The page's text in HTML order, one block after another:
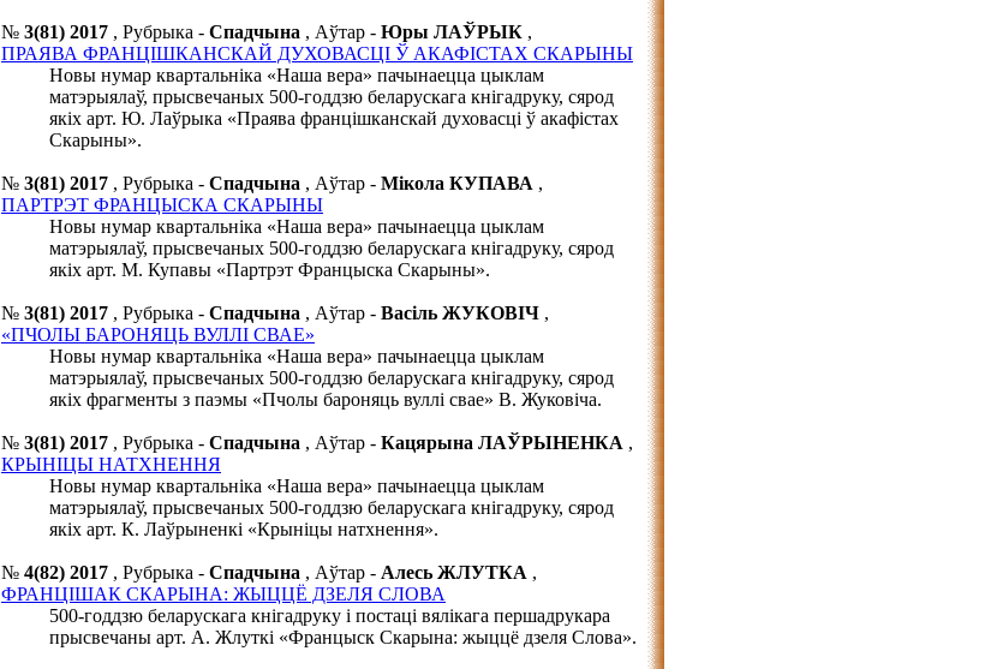
№ 3(81) 2017 , Рубрыка - Спадчына , Аўтар - Юры ЛАЎРЫК ,
ПРАЯВА ФРАНЦІШКАНСКАЙ ДУХОВАСЦІ Ў АКАФІСТАХ СКАРЫНЫ
Новы нумар квартальніка «Наша вера» пачынаецца цыклам
матэрыялаў, прысвечаных 500-годдзю беларускага кнігадруку, сярод
якіх арт. Ю. Лаўрыка «Праява францішканскай духовасці ў акафістах
Скарыны».
№ 3(81) 2017 , Рубрыка - Спадчына , Аўтар - Мікола КУПАВА ,
ПАРТРЭТ ФРАНЦЫСКА СКАРЫНЫ
Новы нумар квартальніка «Наша вера» пачынаецца цыклам
матэрыялаў, прысвечаных 500-годдзю беларускага кнігадруку, сярод
якіх арт. М. Купавы «Партрэт Францыска Скарыны».
№ 3(81) 2017 , Рубрыка - Спадчына , Аўтар - Васіль ЖУКОВІЧ ,
«ПЧОЛЫ БАРОНЯЦЬ ВУЛЛІ СВАЕ»
Новы нумар квартальніка «Наша вера» пачынаецца цыклам
матэрыялаў, прысвечаных 500-годдзю беларускага кнігадруку, сярод
якіх фрагменты з паэмы «Пчолы бароняць вуллі свае» В. Жуковіча.
№ 3(81) 2017 , Рубрыка - Спадчына , Аўтар - Кацярына ЛАЎРЫНЕНКА ,
КРЫНІЦЫ НАТХНЕННЯ
Новы нумар квартальніка «Наша вера» пачынаецца цыклам
матэрыялаў, прысвечаных 500-годдзю беларускага кнігадруку, сярод
якіх арт. К. Лаўрыненкі «Крыніцы натхнення».
№ 4(82) 2017 , Рубрыка - Спадчына , Аўтар - Алесь ЖЛУТКА ,
ФРАНЦІШАК СКАРЫНА: ЖЫЦЦЁ ДЗЕЛЯ СЛОВА
500-годдзю беларускага кнігадруку і постаці вялікага першадрукара
прысвечаны арт. А. Жлуткі «Францыск Скарына: жыццё дзеля Слова».